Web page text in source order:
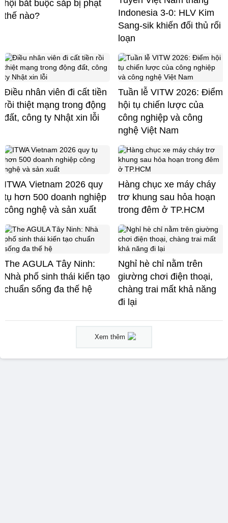
hội bắt buộc sắp bị phạt
thế nào?
Indonesia 3-0: HLV Kim
Sang-sik khiến đối thủ rối
loạn
Điều nhân viên đi cất tiền
rồi thiệt mạng trong động
đất, công ty Nhật xin lỗi
Tuần lễ VITW 2026: Điểm
hội tụ chiến lược của
công nghiệp và công
nghệ Việt Nam
ITWA Vietnam 2026 quy
tụ hơn 500 doanh nghiệp
công nghệ và sản xuất
Hàng chục xe máy cháy
trơ khung sau hỏa hoạn
trong đêm ở TP.HCM
The AGULA Tây Ninh:
Nhà phố sinh thái kiến tạo
chuẩn sống đa thế hệ
Nghỉ hè chỉ nằm trên
giường chơi điện thoại,
chàng trai mất khả năng
đi lại
Xem thêm